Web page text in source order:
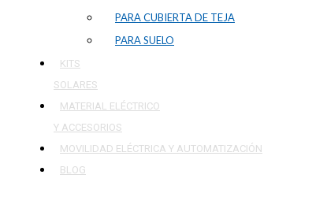
PARA CUBIERTA DE TEJA
PARA SUELO
KITS
SOLARES
MATERIAL ELÉCTRICO
Y ACCESORIOS
MOVILIDAD ELÉCTRICA Y AUTOMATIZACIÓN
BLOG